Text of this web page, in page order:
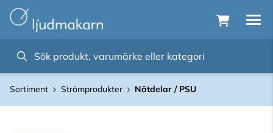
Sortiment Strömprodukter Nätdelar / PSU